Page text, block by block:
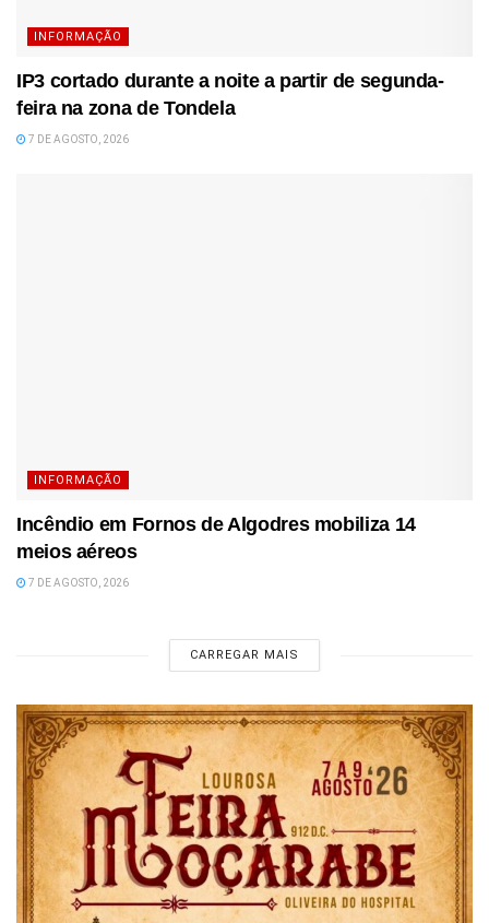
INFORMAÇÃO
IP3 cortado durante a noite a partir de segunda-
feira na zona de Tondela
7 DE AGOSTO, 2026
INFORMAÇÃO
Incêndio em Fornos de Algodres mobiliza 14
meios aéreos
7 DE AGOSTO, 2026
CARREGAR MAIS